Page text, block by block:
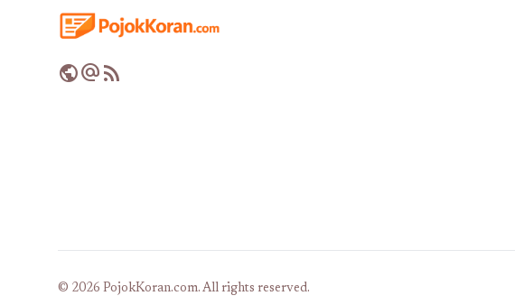
publicalternate_emailrss_feed
© 2026 PojokKoran.com. All rights reserved.